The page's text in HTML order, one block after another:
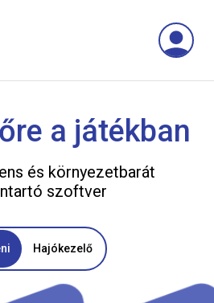
a játékban
és környezetbarát
szoftver
Hajókezelő